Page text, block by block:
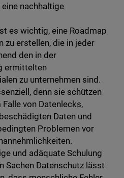
nachhaltige
es wichtig, eine Roadmap
zu erstellen, die in jeder
den in der
ermittelten
zu unternehmen sind.
denn sie schützen
von Datenlecks,
Daten und
Problemen vor
und adäquate Schulung
Sachen Datenschutz lässt